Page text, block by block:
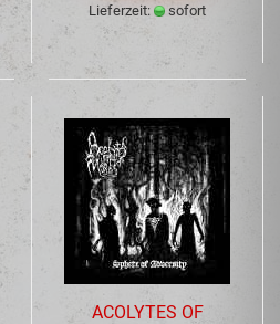
Lieferzeit: sofort
ACOLYTES OF